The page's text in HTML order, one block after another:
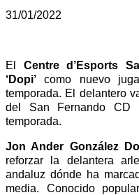
31/01/2022
El Centre d’Esports
‘Dopi’ como nuevo
temporada. El delantero
del San Fernando CD
temporada.
Jon Ander González
reforzar la delantera
andaluz dónde ha
media. Conocido